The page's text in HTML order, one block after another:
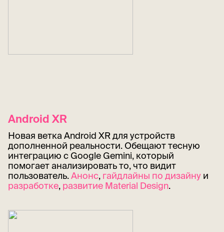
Android XR
Новая ветка Android XR для устройств
дополненной реальности. Обещают тесную
интеграцию с Google Gemini, который
помогает анализировать то, что видит
пользователь.Анонс, гайдлайны по дизайну и
разработке, развитие Material Design.